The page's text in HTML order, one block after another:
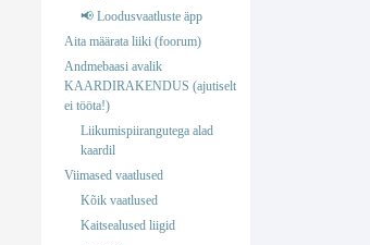
📢 Loodusvaatluste äpp
Aita määrata liiki (foorum)
Andmebaasi avalik
KAARDIRAKENDUS (ajutiselt
ei tööta!)
Liikumispiirangutega alad
kaardil
Viimased vaatlused
Kõik vaatlused
Kaitsealused liigid